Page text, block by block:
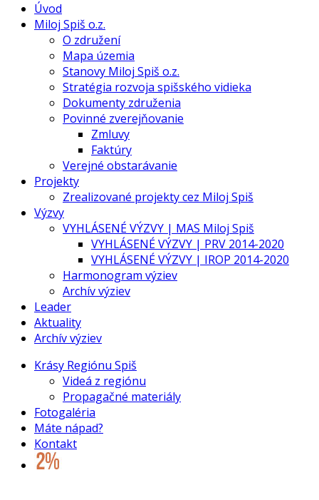
Úvod
Miloj Spiš o.z.
O združení
Mapa územia
Stanovy Miloj Spiš o.z.
Stratégia rozvoja spišského vidieka
Dokumenty združenia
Povinné zverejňovanie
Zmluvy
Faktúry
Verejné obstarávanie
Projekty
Zrealizované projekty cez Miloj Spiš
Výzvy
VYHLÁSENÉ VÝZVY | MAS Miloj Spiš
VYHLÁSENÉ VÝZVY | PRV 2014-2020
VYHLÁSENÉ VÝZVY | IROP 2014-2020
Harmonogram výziev
Archív výziev
Leader
Aktuality
Archív výziev
Krásy Regiónu Spiš
Videá z regiónu
Propagačné materiály
Fotogaléria
Máte nápad?
Kontakt